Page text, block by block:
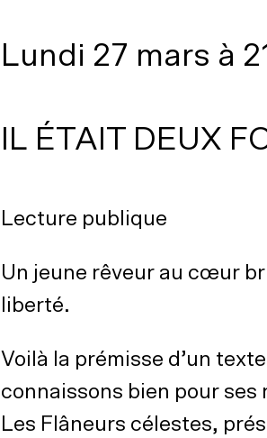
Lundi 27 mars à
IL ÉTAIT DEUX
Lecture publique
Un jeune rêveur au cœur
liberté.
Voilà la prémisse d’un
connaissons bien pour ses
Les Flâneurs célestes,